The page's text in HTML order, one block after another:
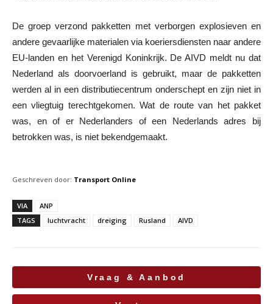
De groep verzond pakketten met verborgen explosieven en
andere gevaarlijke materialen via koeriersdiensten naar andere
EU-landen en het Verenigd Koninkrijk. De AIVD meldt nu dat
Nederland als doorvoerland is gebruikt, maar de pakketten
werden al in een distributiecentrum onderschept en zijn niet in
een vliegtuig terechtgekomen. Wat de route van het pakket
was, en of er Nederlanders of een Nederlands adres bij
betrokken was, is niet bekendgemaakt.
Geschreven door: Transport Online
VIA
ANP
TAGS
luchtvracht dreiging Rusland AIVD
Vraag & Aanbod